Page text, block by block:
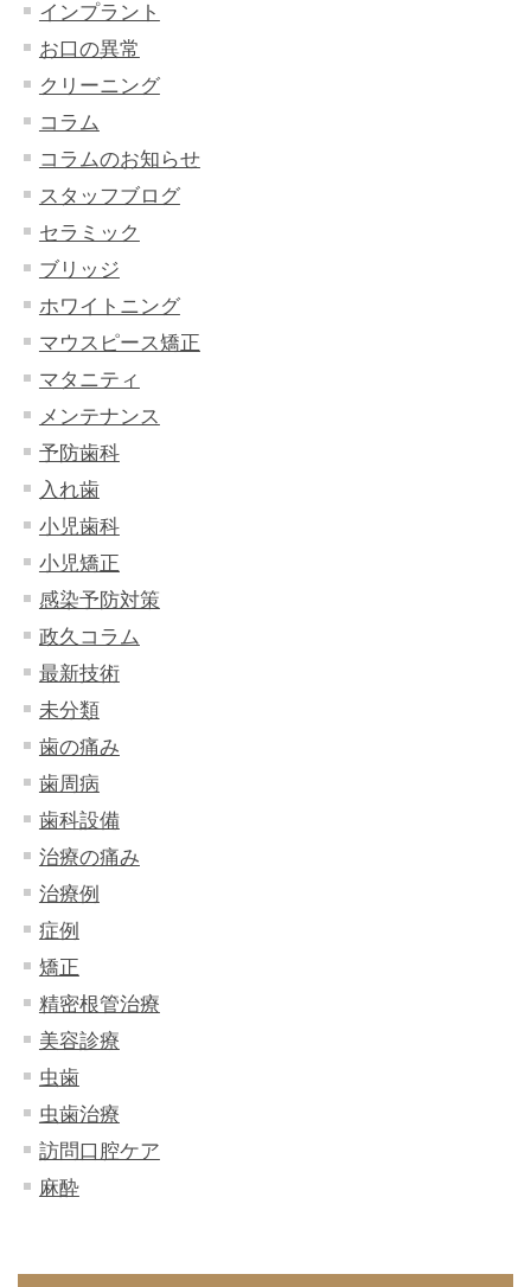
インプラント
お口の異常
クリーニング
コラム
コラムのお知らせ
スタッフブログ
セラミック
ブリッジ
ホワイトニング
マウスピース矯正
マタニティ
メンテナンス
予防歯科
入れ歯
小児歯科
小児矯正
感染予防対策
政久コラム
最新技術
未分類
歯の痛み
歯周病
歯科設備
治療の痛み
治療例
症例
矯正
精密根管治療
美容診療
虫歯
虫歯治療
訪問口腔ケア
麻酔